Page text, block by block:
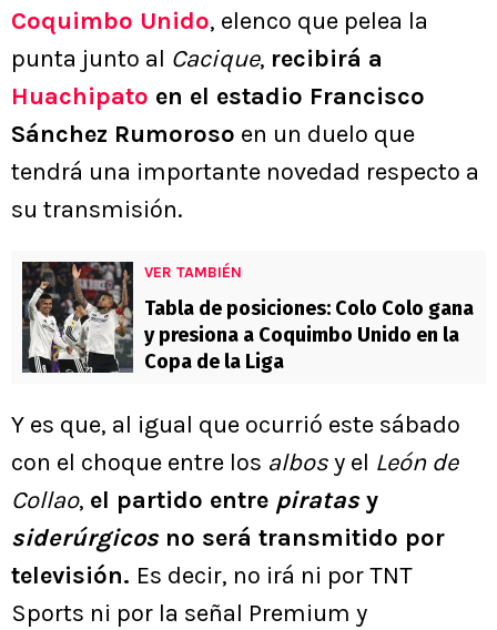
Coquimbo Unido, elenco que pelea la
punta junto al Cacique, recibirá a
Huachipato en el estadio Francisco
Sánchez Rumoroso en un duelo que
tendrá una importante novedad respecto a
su transmisión.
VER TAMBIÉN
Tabla de posiciones: Colo Colo gana
y presiona a Coquimbo Unido en la
Copa de la Liga
Y es que, al igual que ocurrió este sábado
con el choque entre los albosy el León de
Collao, el partido entre piratasy
siderúrgicos no será transmitido por
televisión. Es decir, no irá ni por TNT
Sports ni por la señal Premium y